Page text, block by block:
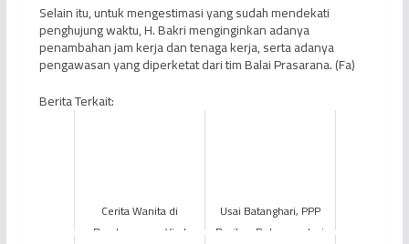
Selain itu, untuk mengestimasi yang sudah mendekati
penghujung waktu, H. Bakri menginginkan adanya
penambahan jam kerja dan tenaga kerja, serta adanya
pengawasan yang diperketat dari tim Balai Prasarana. (Fa)
Berita Terkait:
Cerita Wanita di
Bandung yang Viral
Usai Batanghari, PPP
Berikan Rekomendasi